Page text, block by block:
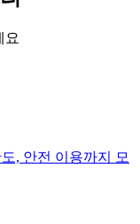
요
, 안전 이용까지 모